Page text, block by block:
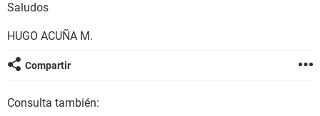
Saludos
HUGO ACUÑA M.
Compartir
Consulta también: